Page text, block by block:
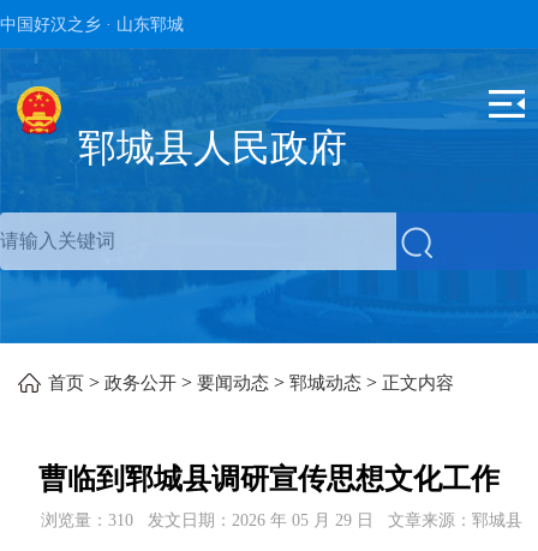
中国好汉之乡 · 山东郓城
郓城县人民政府
首页 > 政务公开 > 要闻动态 > 郓城动态 > 正文内容
曹临到郓城县调研宣传思想文化工作
浏览量： 310 发文日期： 2026 年 05 月 29 日 文章来源： 郓城县